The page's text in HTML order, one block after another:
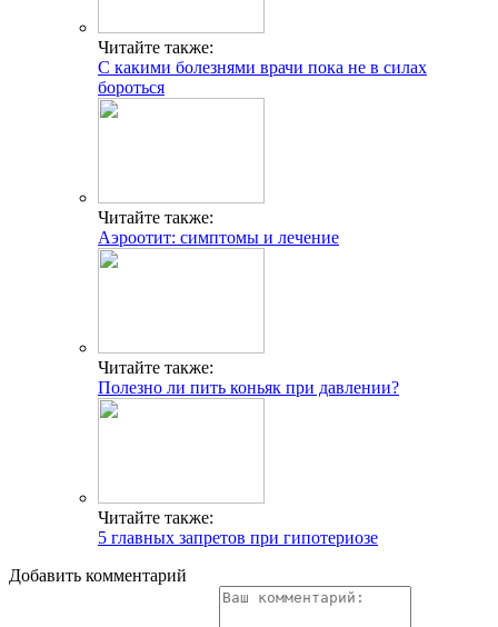
Читайте также:
С какими болезнями врачи пока не в силах
бороться
Читайте также:
Аэроотит: симптомы и лечение
Читайте также:
Полезно ли пить коньяк при давлении?
Читайте также:
5 главных запретов при гипотериозе
Добавить комментарий